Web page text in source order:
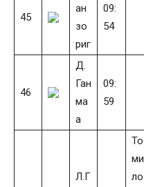
45
ан
зо
риг
09:
54
46
Д.
Ган
ма
а
09:
59
Л.Г
То
ми
ло